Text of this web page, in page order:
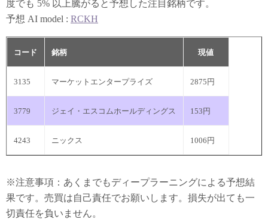
度でも 5% 以上騰がると予想した注目銘柄です。
予想 AI model : RCKH
コード 銘柄 現値
3135 マーケットエンタープライズ 2875円
3779 ジェイ・エスコムホールディングス 153円
4243 ニックス 1006円
※注意事項：あくまでもディープラーニングによる予想結
果です。売買は自己責任でお願いします。損失が出ても一
切責任を負いません。